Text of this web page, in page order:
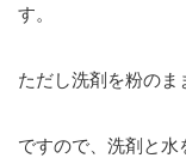
す。
ただし洗剤を粉のま
ですので、洗剤と